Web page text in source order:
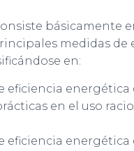
básicamente
medidas de
en:
eficiencia energética
en el uso
eficiencia energética